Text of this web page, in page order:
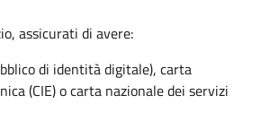
assicurati di avere:
di identità digitale), carta
(CIE) o carta nazionale dei servizi